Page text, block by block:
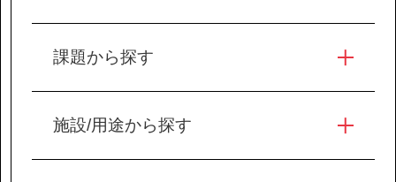
課題から探す
施設/用途から探す